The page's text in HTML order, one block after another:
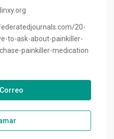
20-
to-ask-about-painkiller-
painkiller-medication